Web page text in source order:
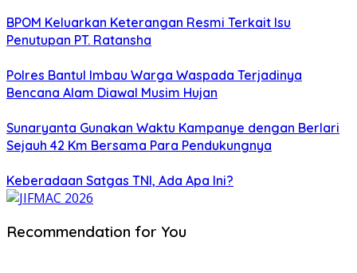
BPOM Keluarkan Keterangan Resmi Terkait Isu
Penutupan PT. Ratansha
Polres Bantul Imbau Warga Waspada Terjadinya
Bencana Alam Diawal Musim Hujan
Sunaryanta Gunakan Waktu Kampanye dengan Berlari
Sejauh 42 Km Bersama Para Pendukungnya
Keberadaan Satgas TNI, Ada Apa Ini?
Recommendation for You